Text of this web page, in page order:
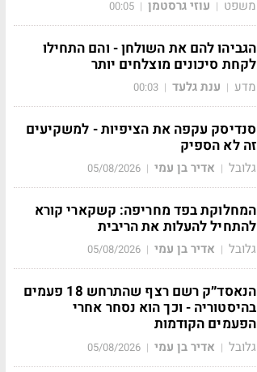
משפט | עוזי גרסטמן |
00:05
הגביהו להם את השולחן - והם התחילו
לקחת סיכונים מוצלחים יותר
מדע | ענת גלעד |
00:03
סנדיסק עקפה את הציפיות - למשקיעים
זה לא הספיק
גלובל | אדיר בן עמי |
05/08/2026
המחלוקת בפד מחריפה: קשקארי קורא
להתחיל להעלות את הריבית
גלובל | אדיר בן עמי |
05/08/2026
הנאסד״ק רשם רצף שהתרחש 18 פעמים
בהיסטוריה - וכך הוא נסחר אחרי
הפעמים הקודמות
גלובל | אדיר בן עמי |
05/08/2026